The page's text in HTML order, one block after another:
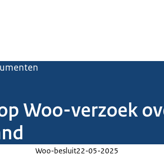
Woo-verzoek
Woo-besluit22-05-2025